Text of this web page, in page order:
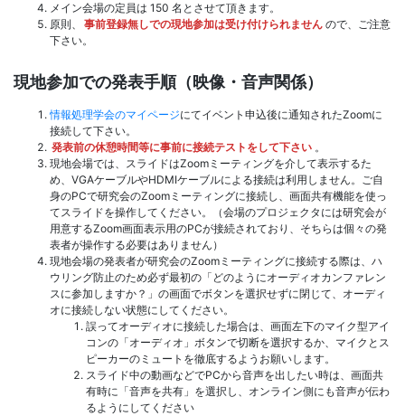
メイン会場の定員は 150 名とさせて頂きます。
原則、
事前登録無しでの現地参加は受け付けられません ので、ご注意
下さい。
現地参加での発表手順（映像・音声関係）
情報処理学会のマイページにてイベント申込後に通知されたZoomに
接続して下さい。
発表前の休憩時間等に事前に接続テストをして下さい 。
現地会場では、スライドはZoomミーティングを介して表示するた
め、VGAケーブルやHDMIケーブルによる接続は利用しません。ご自
身のPCで研究会のZoomミーティングに接続し、画面共有機能を使っ
てスライドを操作してください。（会場のプロジェクタには研究会が
用意するZoom画面表示用のPCが接続されており、そちらは個々の発
表者が操作する必要はありません）
現地会場の発表者が研究会のZoomミーティングに接続する際は、ハ
ウリング防止のため必ず最初の「どのようにオーディオカンファレン
スに参加しますか？」の画面でボタンを選択せずに閉じて、オーディ
オに接続しない状態にしてください。
誤ってオーディオに接続した場合は、画面左下のマイク型アイ
コンの「オーディオ」ボタンで切断を選択するか、マイクとス
ピーカーのミュートを徹底するようお願いします。
スライド中の動画などでPCから音声を出したい時は、画面共
有時に「音声を共有」を選択し、オンライン側にも音声が伝わ
るようにしてください